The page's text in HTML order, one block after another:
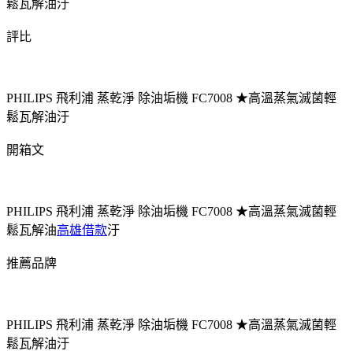
鬆瓦解油汙
評比
PHILIPS 飛利浦 蒸乾淨 除油垢機 FC7008 ★高溫蒸氣滅菌輕
鬆瓦解油汙
開箱文
PHILIPS 飛利浦 蒸乾淨 除油垢機 FC7008 ★高溫蒸氣滅菌輕
鬆瓦解油高雄借款汙
推薦品牌
PHILIPS 飛利浦 蒸乾淨 除油垢機 FC7008 ★高溫蒸氣滅菌輕
鬆瓦解油汙